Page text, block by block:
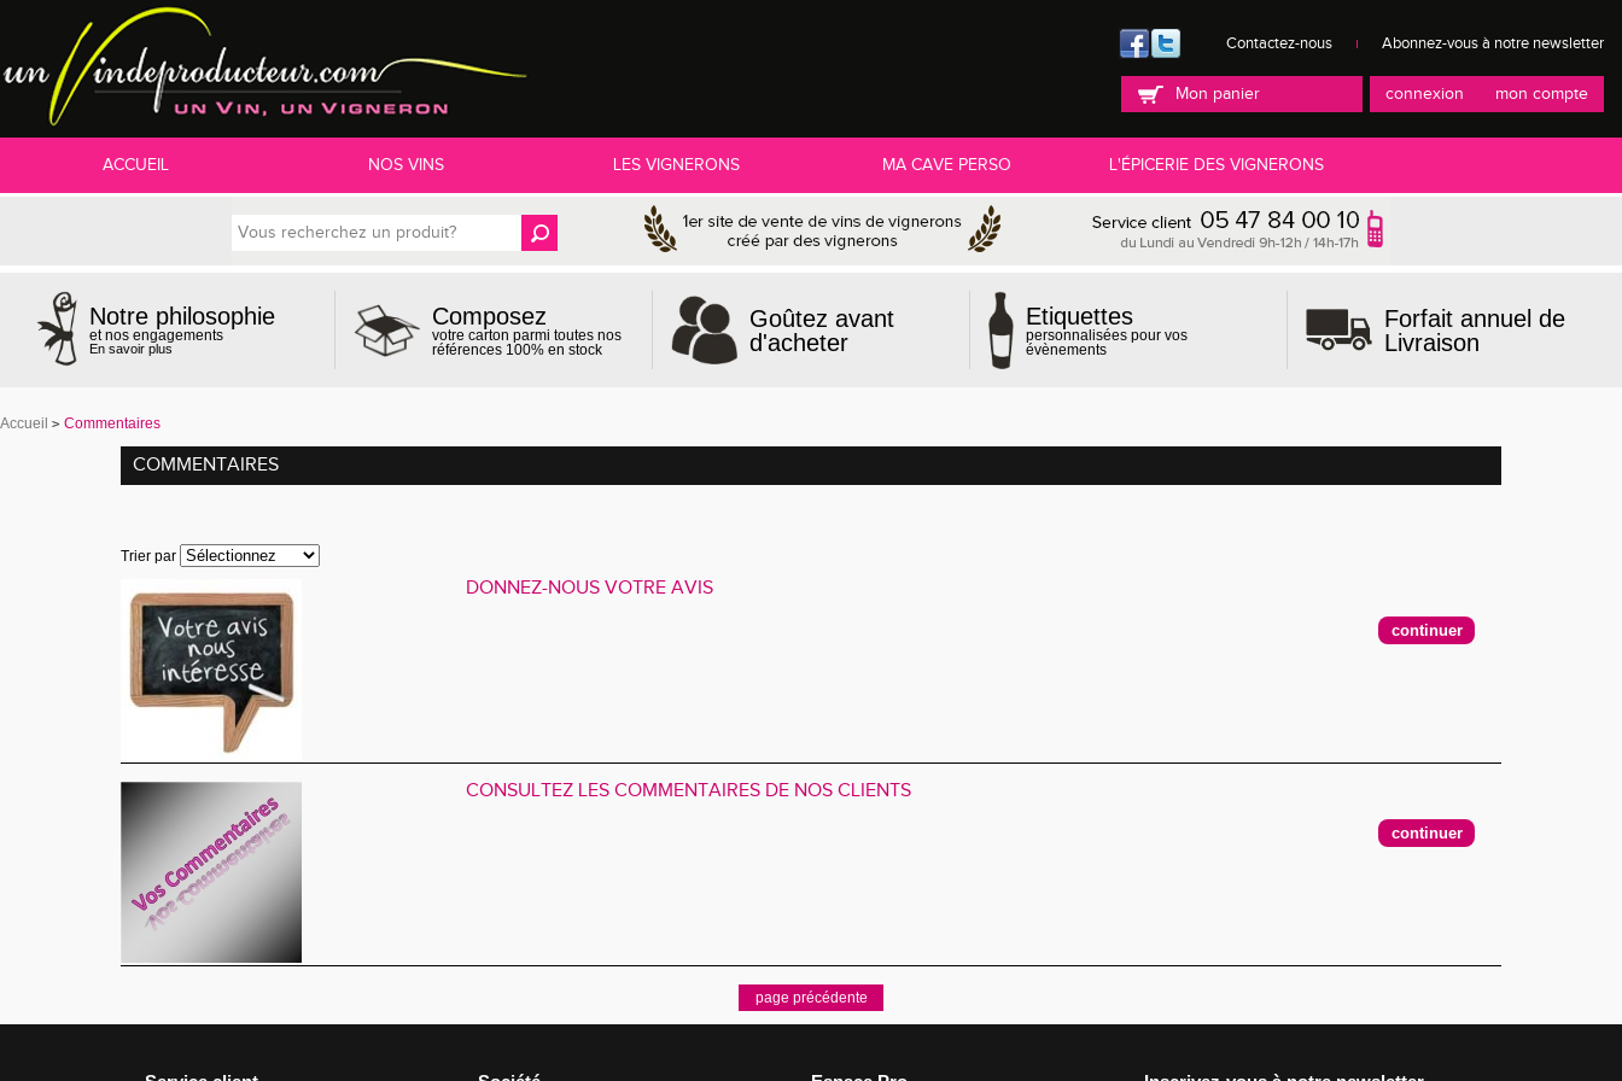
mon compte
connexion
Mon panier
ACCUEIL NOS VINS LES VIGNERONS MA CAVE PERSO L'ÉPICERIE DES VIGNERONS
Accueil Commentaires
COMMENTAIRES
Trier par
DONNEZ-NOUS VOTRE AVIS
CONSULTEZ LES COMMENTAIRES DE NOS CLIENTS
Notre philosophie
et nos engagements
En savoir plus
Composez
votre carton parmi toutes nos
références 100% en stock
Goûtez avant
d'acheter
Etiquettes
personnalisées pour vos
évènements
Forfait annuel de
Livraison
Contactez-nous Abonnez-vous à notre newsletter